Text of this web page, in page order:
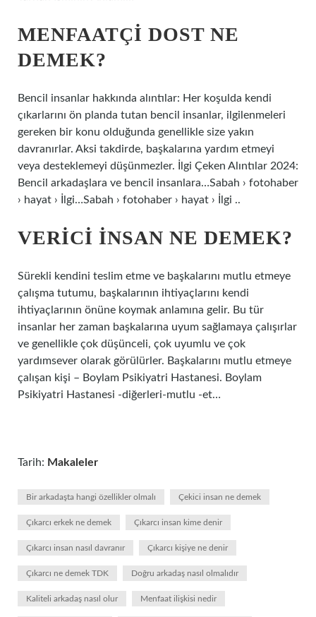
MENFAATÇI DOST NE
DEMEK?
Bencil insanlar hakkında alıntılar: Her koşulda kendi
çıkarlarını ön planda tutan bencil insanlar, ilgilenmeleri
gereken bir konu olduğunda genellikle size yakın
davranırlar. Aksi takdirde, başkalarına yardım etmeyi
veya desteklemeyi düşünmezler. İlgi Çeken Alıntılar 2024:
Bencil arkadaşlara ve bencil insanlara…Sabah › fotohaber
› hayat › İlgi…Sabah › fotohaber › hayat › İlgi ..
VERICI INSAN NE DEMEK?
Sürekli kendini teslim etme ve başkalarını mutlu etmeye
çalışma tutumu, başkalarının ihtiyaçlarını kendi
ihtiyaçlarının önüne koymak anlamına gelir. Bu tür
insanlar her zaman başkalarına uyum sağlamaya çalışırlar
ve genellikle çok düşünceli, çok uyumlu ve çok
yardımsever olarak görülürler. Başkalarını mutlu etmeye
çalışan kişi – Boylam Psikiyatri Hastanesi. Boylam
Psikiyatri Hastanesi -diğerleri-mutlu -et…
Tarih: Makaleler
Bir arkadaşta hangi özellikler olmalı Çekici insan ne demek
Çıkarcı erkek ne demek Çıkarcı insan kime denir
Çıkarcı insan nasıl davranır Çıkarcı kişiye ne denir
Çıkarcı ne demek TDK Doğru arkadaş nasıl olmalıdır
Kaliteli arkadaş nasıl olur Menfaat ilişkisi nedir